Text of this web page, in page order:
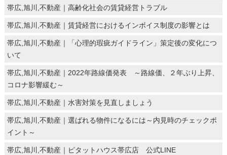
帯広,旭川,不動産｜高齢化社会の賃貸経営トラブル
帯広,旭川,不動産｜賃貸経営におけるインボイス制度の影響とは
帯広,旭川,不動産｜「心理的瑕疵ガイドライン」策定後の変化につ
いて
帯広,旭川,不動産｜2022年路線価発表 ～路線価、２年ぶり上昇、
コロナ影響緩む～
帯広,旭川,不動産｜水害対策を見直しましょう
帯広,旭川,不動産｜選ばれる物件になるには～内見時のチェックポ
イント～
帯広,旭川,不動産｜ピタットハウス帯広店 公式LINE